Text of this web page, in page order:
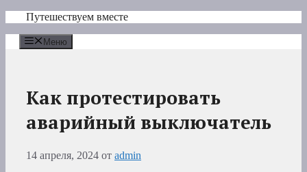
Перейти
содержимому
Путешествуем вместе
Меню
Как протестировать
аварийный выключатель
14 апреля, 2024 от admin